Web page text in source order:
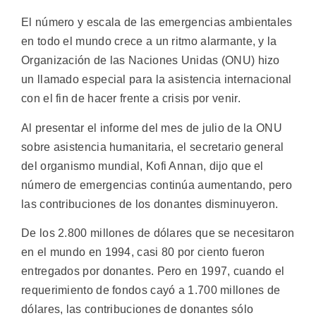
El número y escala de las emergencias ambientales
en todo el mundo crece a un ritmo alarmante, y la
Organización de las Naciones Unidas (ONU) hizo
un llamado especial para la asistencia internacional
con el fin de hacer frente a crisis por venir.
Al presentar el informe del mes de julio de la ONU
sobre asistencia humanitaria, el secretario general
del organismo mundial, Kofi Annan, dijo que el
número de emergencias continúa aumentando, pero
las contribuciones de los donantes disminuyeron.
De los 2.800 millones de dólares que se necesitaron
en el mundo en 1994, casi 80 por ciento fueron
entregados por donantes. Pero en 1997, cuando el
requerimiento de fondos cayó a 1.700 millones de
dólares, las contribuciones de donantes sólo